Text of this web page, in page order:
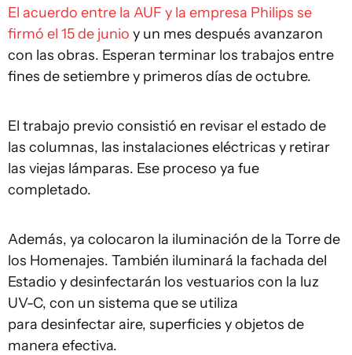
El acuerdo entre la AUF y la empresa Philips se
firmó el 15 de junio y un mes después avanzaron
con las obras. Esperan terminar los trabajos entre
fines de setiembre y primeros días de octubre.
El trabajo previo consistió en revisar el estado de
las columnas, las instalaciones eléctricas y retirar
las viejas lámparas. Ese proceso ya fue
completado.
Además, ya colocaron la iluminación de la Torre de
los Homenajes. También iluminará la fachada del
Estadio y desinfectarán los vestuarios con la luz
UV-C, con un sistema que se utiliza
para desinfectar aire, superficies y objetos de
manera efectiva.